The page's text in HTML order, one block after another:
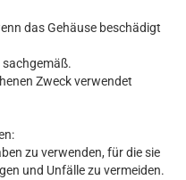
das Gehäuse beschädigt
sachgemäß.
Zweck verwendet
zu verwenden, für die sie
und Unfälle zu vermeiden.